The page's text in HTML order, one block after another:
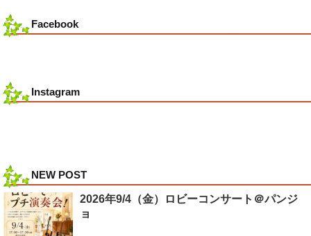
Facebook
Instagram
NEW POST
2026年9/4（金）ロビーコンサート＠パンジ
ョ